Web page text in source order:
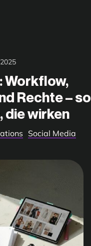
Workflow,
Rechte – so
die wirken
Social Media